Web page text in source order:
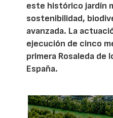
este histórico jardín
sostenibilidad,
avanzada. La
ejecución de cinco
primera Rosaleda de
España.